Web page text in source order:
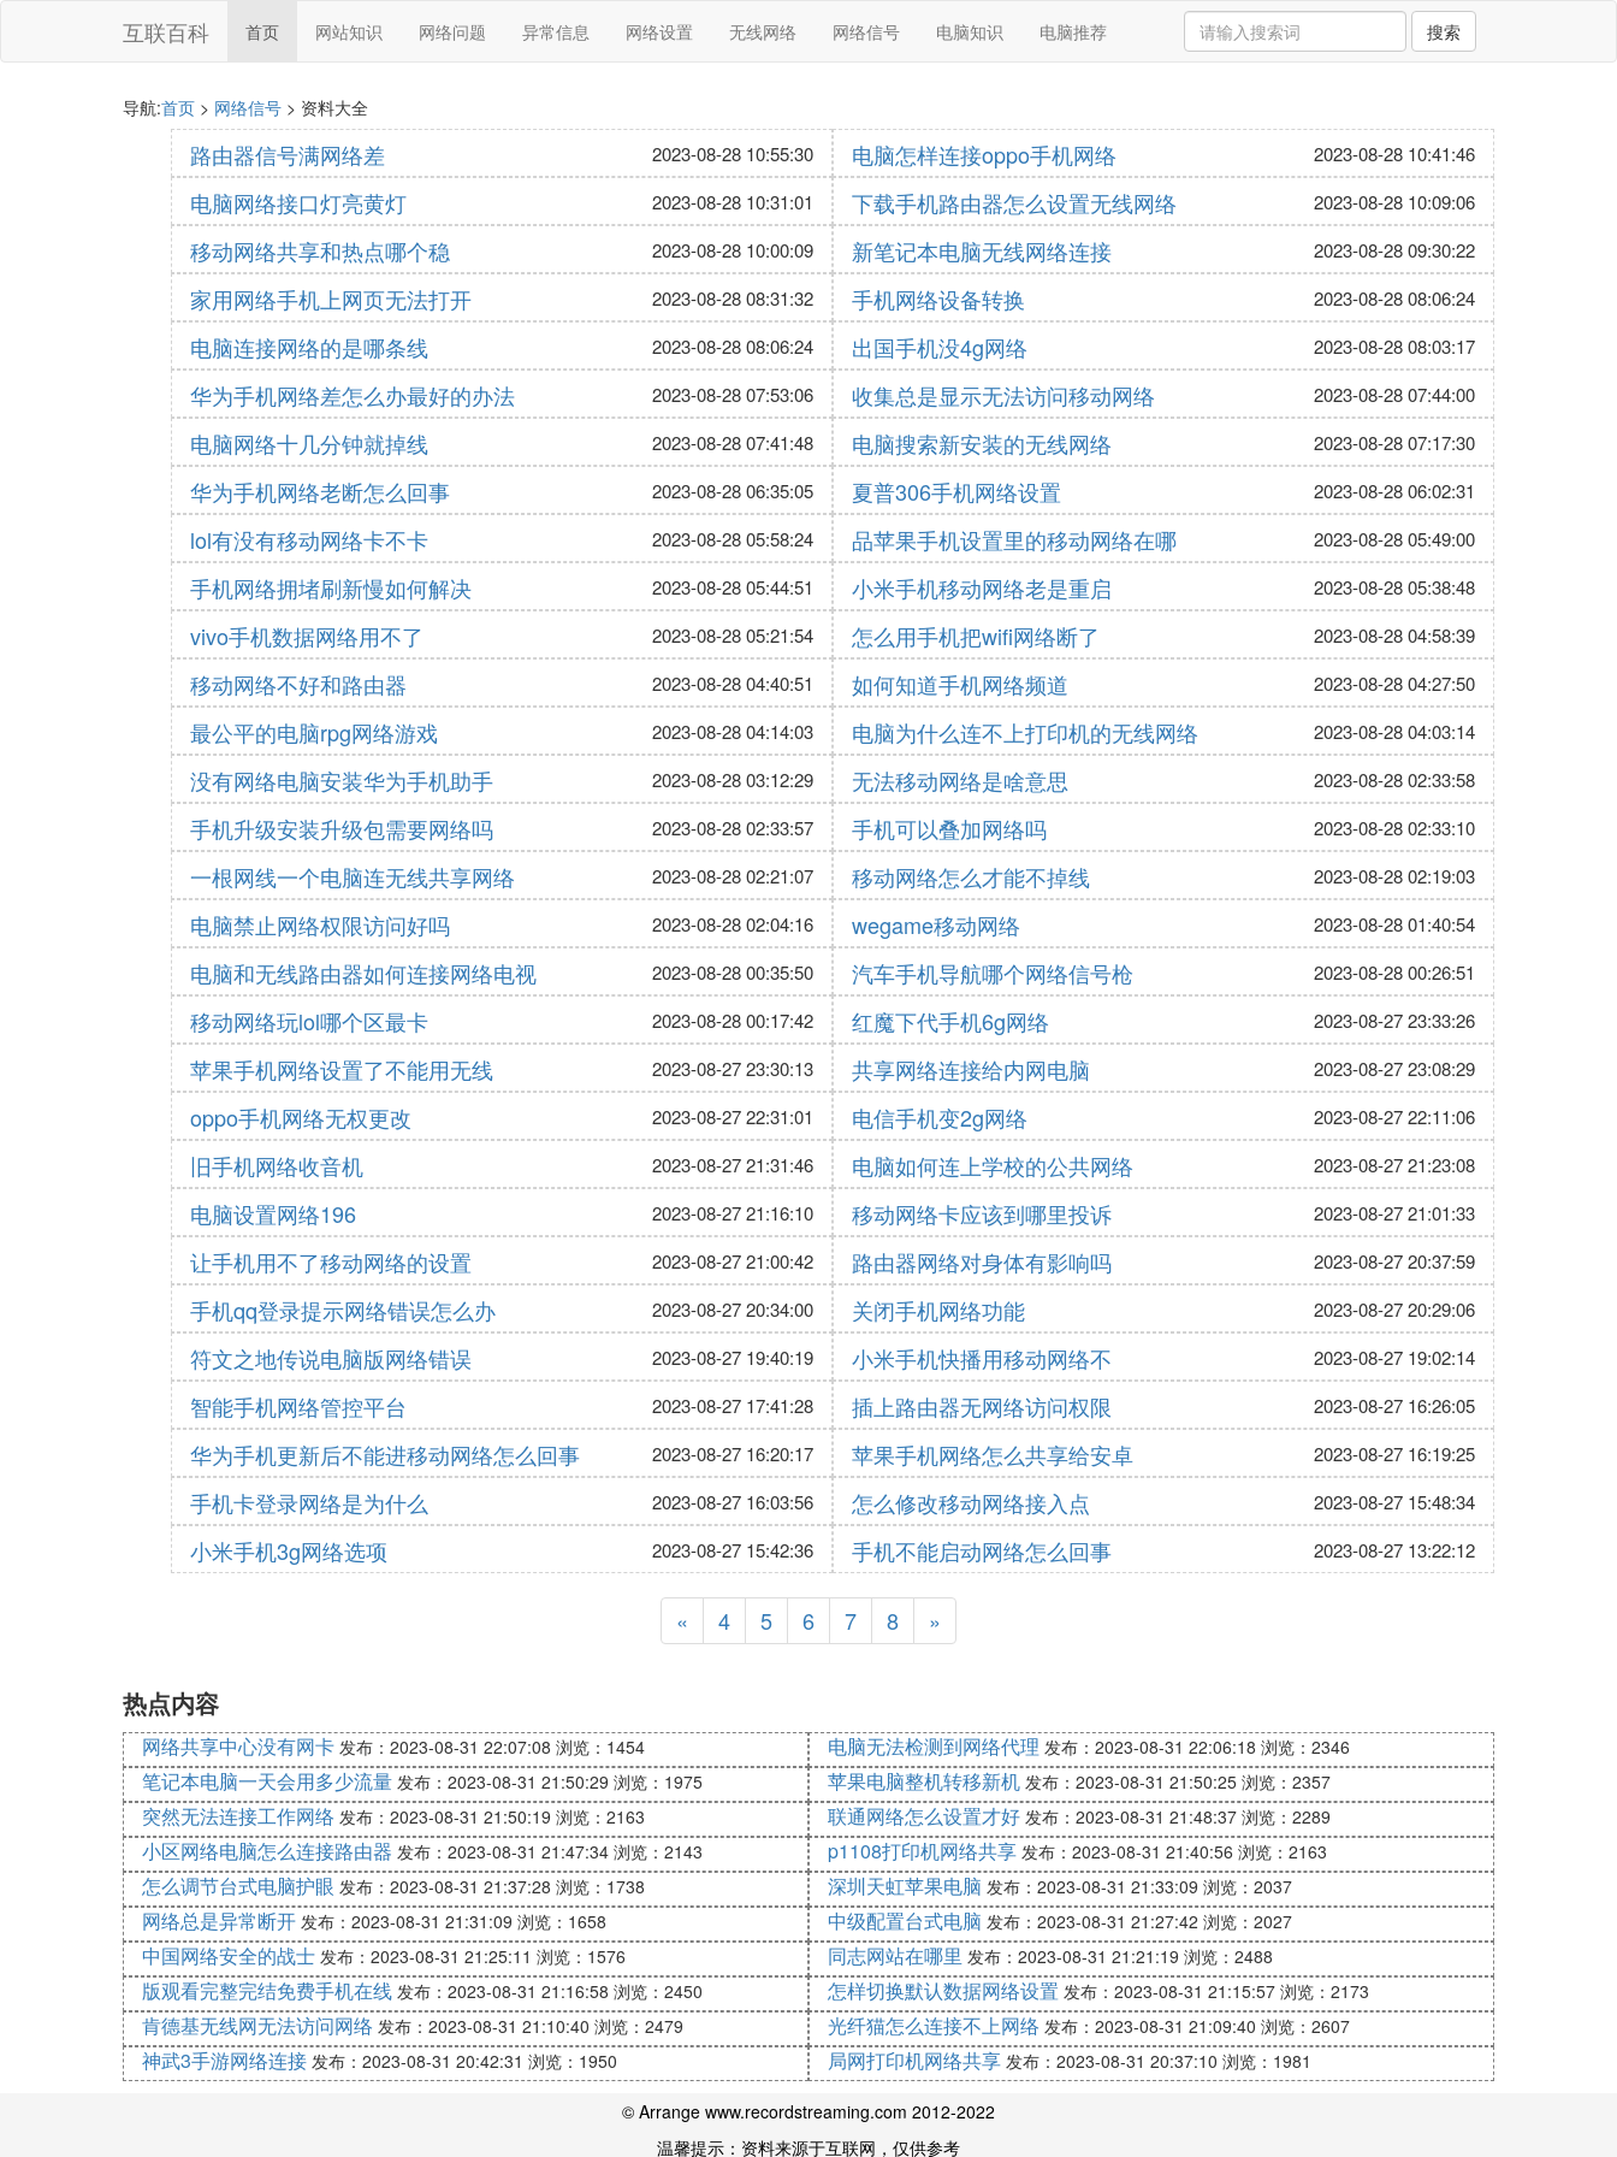
互联百科 首页 网站知识 网络问题 异常信息 网络设置 无线网络 网络信号 电脑知识 电脑推荐 搜索
导航:首页 > 网络信号 > 资料大全
路由器信号满网络差 2023-08-28 10:55:30 电脑怎样连接oppo手机网络 2023-08-28 10:41:46
电脑网络接口灯亮黄灯 2023-08-28 10:31:01 下载手机路由器怎么设置无线网络 2023-08-28 10:09:06
移动网络共享和热点哪个稳 2023-08-28 10:00:09 新笔记本电脑无线网络连接 2023-08-28 09:30:22
家用网络手机上网页无法打开 2023-08-28 08:31:32 手机网络设备转换 2023-08-28 08:06:24
电脑连接网络的是哪条线 2023-08-28 08:06:24 出国手机没4g网络 2023-08-28 08:03:17
华为手机网络差怎么办最好的办法 2023-08-28 07:53:06 收集总是显示无法访问移动网络 2023-08-28 07:44:00
电脑网络十几分钟就掉线 2023-08-28 07:41:48 电脑搜索新安装的无线网络 2023-08-28 07:17:30
华为手机网络老断怎么回事 2023-08-28 06:35:05 夏普306手机网络设置 2023-08-28 06:02:31
lol有没有移动网络卡不卡 2023-08-28 05:58:24 品苹果手机设置里的移动网络在哪 2023-08-28 05:49:00
手机网络拥堵刷新慢如何解决 2023-08-28 05:44:51 小米手机移动网络老是重启 2023-08-28 05:38:48
vivo手机数据网络用不了 2023-08-28 05:21:54 怎么用手机把wifi网络断了 2023-08-28 04:58:39
移动网络不好和路由器 2023-08-28 04:40:51 如何知道手机网络频道 2023-08-28 04:27:50
最公平的电脑rpg网络游戏 2023-08-28 04:14:03 电脑为什么连不上打印机的无线网络 2023-08-28 04:03:14
没有网络电脑安装华为手机助手 2023-08-28 03:12:29 无法移动网络是啥意思 2023-08-28 02:33:58
手机升级安装升级包需要网络吗 2023-08-28 02:33:57 手机可以叠加网络吗 2023-08-28 02:33:10
一根网线一个电脑连无线共享网络 2023-08-28 02:21:07 移动网络怎么才能不掉线 2023-08-28 02:19:03
电脑禁止网络权限访问好吗 2023-08-28 02:04:16 wegame移动网络 2023-08-28 01:40:54
电脑和无线路由器如何连接网络电视 2023-08-28 00:35:50 汽车手机导航哪个网络信号枪 2023-08-28 00:26:51
移动网络玩lol哪个区最卡 2023-08-28 00:17:42 红魔下代手机6g网络 2023-08-27 23:33:26
苹果手机网络设置了不能用无线 2023-08-27 23:30:13 共享网络连接给内网电脑 2023-08-27 23:08:29
oppo手机网络无权更改 2023-08-27 22:31:01 电信手机变2g网络 2023-08-27 22:11:06
旧手机网络收音机 2023-08-27 21:31:46 电脑如何连上学校的公共网络 2023-08-27 21:23:08
电脑设置网络196 2023-08-27 21:16:10 移动网络卡应该到哪里投诉 2023-08-27 21:01:33
让手机用不了移动网络的设置 2023-08-27 21:00:42 路由器网络对身体有影响吗 2023-08-27 20:37:59
手机qq登录提示网络错误怎么办 2023-08-27 20:34:00 关闭手机网络功能 2023-08-27 20:29:06
符文之地传说电脑版网络错误 2023-08-27 19:40:19 小米手机快播用移动网络不 2023-08-27 19:02:14
智能手机网络管控平台 2023-08-27 17:41:28 插上路由器无网络访问权限 2023-08-27 16:26:05
华为手机更新后不能进移动网络怎么回事 2023-08-27 16:20:17 苹果手机网络怎么共享给安卓 2023-08-27 16:19:25
手机卡登录网络是为什么 2023-08-27 16:03:56 怎么修改移动网络接入点 2023-08-27 15:48:34
小米手机3g网络选项 2023-08-27 15:42:36 手机不能启动网络怎么回事 2023-08-27 13:22:12
« 4 5 6 7 8 »
热点内容
网络共享中心没有网卡 发布：2023-08-31 22:07:08 浏览：1454 电脑无法检测到网络代理 发布：2023-08-31 22:06:18 浏览：2346
笔记本电脑一天会用多少流量 发布：2023-08-31 21:50:29 浏览：1975 苹果电脑整机转移新机 发布：2023-08-31 21:50:25 浏览：2357
突然无法连接工作网络 发布：2023-08-31 21:50:19 浏览：2163 联通网络怎么设置才好 发布：2023-08-31 21:48:37 浏览：2289
小区网络电脑怎么连接路由器 发布：2023-08-31 21:47:34 浏览：2143 p1108打印机网络共享 发布：2023-08-31 21:40:56 浏览：2163
怎么调节台式电脑护眼 发布：2023-08-31 21:37:28 浏览：1738 深圳天虹苹果电脑 发布：2023-08-31 21:33:09 浏览：2037
网络总是异常断开 发布：2023-08-31 21:31:09 浏览：1658 中级配置台式电脑 发布：2023-08-31 21:27:42 浏览：2027
中国网络安全的战士 发布：2023-08-31 21:25:11 浏览：1576 同志网站在哪里 发布：2023-08-31 21:21:19 浏览：2488
版观看完整完结免费手机在线 发布：2023-08-31 21:16:58 浏览：2450 怎样切换默认数据网络设置 发布：2023-08-31 21:15:57 浏览：2173
肯德基无线网无法访问网络 发布：2023-08-31 21:10:40 浏览：2479 光纤猫怎么连接不上网络 发布：2023-08-31 21:09:40 浏览：2607
神武3手游网络连接 发布：2023-08-31 20:42:31 浏览：1950 局网打印机网络共享 发布：2023-08-31 20:37:10 浏览：1981
© Arrange www.recordstreaming.com 2012-2022
温馨提示：资料来源于互联网，仅供参考